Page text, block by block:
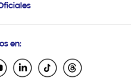
eMail
Salvador
en: